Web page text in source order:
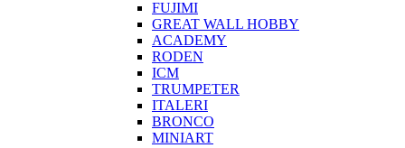
FUJIMI
GREAT WALL HOBBY
ACADEMY
RODEN
ICM
TRUMPETER
ITALERI
BRONCO
MINIART